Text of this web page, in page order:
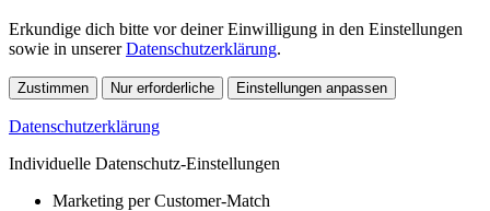
Erkundige dich bitte vor deiner Einwilligung in den Einstellungen
sowie in unsererDatenschutzerklärung.
Zustimmen Nur erforderliche Einstellungen anpassen
Datenschutzerklärung
Individuelle Datenschutz-Einstellungen
Marketing per Customer-Match